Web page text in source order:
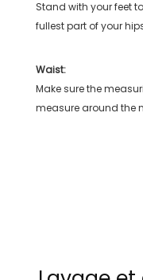
Stand with your feet
fullest part of your
Waist:
Make sure the
measure around the